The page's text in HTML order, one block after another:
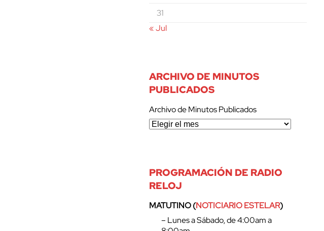
31
« Jul
ARCHIVO DE MINUTOS
PUBLICADOS
Archivo de Minutos Publicados
PROGRAMACIÓN DE RADIO
RELOJ
MATUTINO (NOTICIARIO ESTELAR)
– Lunes a Sábado, de 4:00am a